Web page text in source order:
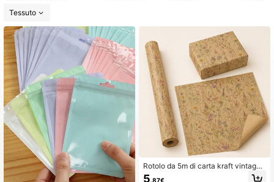
Tessuto
Rotolo da 5m di carta kraft vintage
a motivi floreali monofronte, 43cm*
5.87€